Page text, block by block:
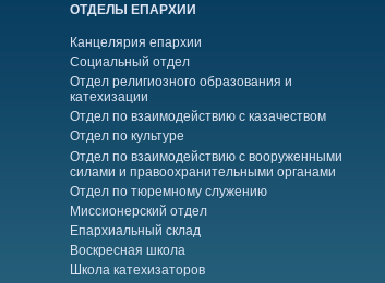
ОТДЕЛЫ ЕПАРХИИ
Канцелярия епархии
Социальный отдел
Отдел религиозного образования и
катехизации
Отдел по взаимодействию с казачеством
Отдел по культуре
Отдел по взаимодействию с вооруженными
силами и правоохранительными органами
Отдел по тюремному служению
Миссионерский отдел
Епархиальный склад
Воскресная школа
Школа катехизаторов